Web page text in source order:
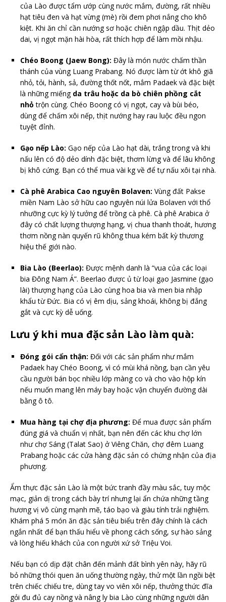
của Lào được tẩm ướp cùng nước mắm, đường, rất nhiều
hạt tiêu đen và hạt vừng (mè) rồi đem phơi nắng cho khô
kiệt. Khi ăn chỉ cần nướng sơ hoặc chiên ngập dầu. Thịt dẻo
dai, vị ngọt mặn hài hòa, rất thích hợp để làm mồi nhậu.
Chéo Boong (Jaew Bong): Đây là món nước chấm thần
thánh của vùng Luang Prabang. Nó được làm từ ớt khô giã
nhỏ, tỏi, hành, sả, đường thốt nốt, mắm Padaek và đặc biệt
là những miếng da trâu hoặc da bò chiên phồng cắt
nhỏ trộn cùng. Chéo Boong có vị ngọt, cay và bùi béo,
dùng để chấm xôi nếp, thịt nướng hay rau luộc đều ngon
tuyệt đỉnh.
Gạo nếp Lào: Gạo nếp của Lào hạt dài, trắng trong và khi
nấu lên có độ dẻo dính đặc biệt, thơm lừng và để lâu không
bị khô cứng. Bạn có thể mua vài kg về để tự nấu xôi tại nhà.
Cà phê Arabica Cao nguyên Bolaven: Vùng đất Pakse
miền Nam Lào sở hữu cao nguyên núi lửa Bolaven với thổ
nhưỡng cực kỳ lý tưởng để trồng cà phê. Cà phê Arabica ở
đây có chất lượng thượng hạng, vị chua thanh thoát, hương
thơm nồng nàn quyến rũ không thua kém bất kỳ thương
hiệu thế giới nào.
Bia Lào (Beerlao): Được mệnh danh là “vua của các loại
bia Đông Nam Á”. Beerlao được ủ từ loại gạo Jasmine (gạo
lài) thượng hạng của Lào cùng hoa bia và men bia nhập
khẩu từ Đức. Bia có vị êm dịu, sảng khoái, không bị đắng
gắt và cực kỳ dễ uống.
Lưu ý khi mua đặc sản Lào làm quà:
Đóng gói cẩn thận: Đối với các sản phẩm như mắm
Padaek hay Chéo Boong, vì có mùi khá nồng, bạn cần yêu
cầu người bán bọc nhiều lớp màng co và cho vào hộp kín
nếu muốn mang lên máy bay hoặc vận chuyển đường dài
bằng ô tô.
Mua hàng tại chợ địa phương: Để mua được sản phẩm
đúng giá và chuẩn vị nhất, bạn nên đến các khu chợ lớn
như chợ Sáng (Talat Sao) ở Viêng Chăn, chợ đêm Luang
Prabang hoặc các cửa hàng đặc sản có chứng nhận của địa
phương.
Ẩm thực đặc sản Lào là một bức tranh đầy màu sắc, tuy mộc
mạc, giản dị trong cách bày trí nhưng lại ẩn chứa những tầng
hương vị vô cùng mạnh mẽ, táo bạo và giàu tính trải nghiệm.
Khám phá 5 món ăn đặc sản tiêu biểu trên đây chính là cách
ngắn nhất để bạn thấu hiểu về phong cách sống, sự hào sảng
và lòng hiếu khách của con người xứ sở Triệu Voi.
Nếu bạn có dịp đặt chân đến mảnh đất bình yên này, hãy rũ
bỏ những thói quen ăn uống thường ngày, thử một lần ngồi bệt
trên chiếc chiếu tre, dùng tay vo viên xôi nếp, thưởng thức đĩa
gỏi đu đủ cay nồng và nâng ly bia Lào cùng những người dân